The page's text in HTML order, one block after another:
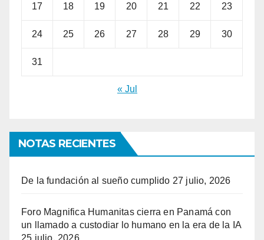
17 18 19 20 21 22 23
24 25 26 27 28 29 30
31
« Jul
NOTAS RECIENTES
De la fundación al sueño cumplido 27 julio, 2026
Foro Magnifica Humanitas cierra en Panamá con
un llamado a custodiar lo humano en la era de la IA
25 julio, 2026